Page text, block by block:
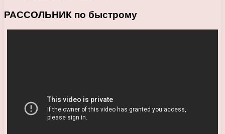
РАССОЛЬНИК по быстрому